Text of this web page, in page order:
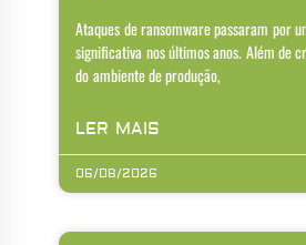
Ataques de ransomware passaram por
significativa nos últimos anos. Além de
do ambiente de produção,
LER MAIS
06/08/2026